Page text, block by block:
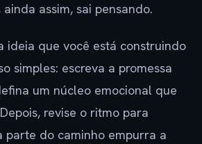
assim, sai pensando.
ideia que você está construindo
simples: escreva a promessa
um núcleo emocional que
revise o ritmo para
parte do caminho empurra a